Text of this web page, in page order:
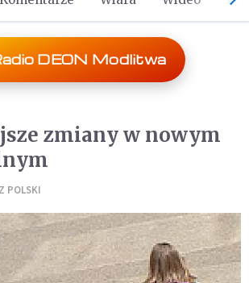
DEON Modlitwa
zmiany w nowym
POLSKI